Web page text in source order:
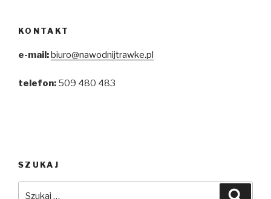
KONTAKT
e-mail:biuro@nawodnijtrawke.pl
telefon: 509 480 483
SZUKAJ